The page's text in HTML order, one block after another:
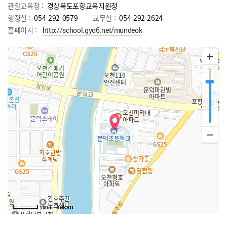
관할교육청 : 경상북도포항교육지원청
행정실 : 054-292-0579 교무실 : 054-292-2624
홈페이지 :
http://school.gyo6.net/mundeok
100m